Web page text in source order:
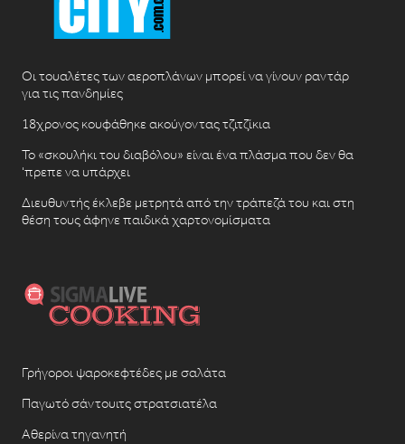
Οι τουαλέτες των αεροπλάνων μπορεί να γίνουν ραντάρ
για τις πανδημίες
18χρονος κουφάθηκε ακούγοντας τζιτζίκια
Το «σκουλήκι του διαβόλου» είναι ένα πλάσμα που δεν θα
‘πρεπε να υπάρχει
Διευθυντής έκλεβε μετρητά από την τράπεζά του και στη
θέση τους άφηνε παιδικά χαρτονομίσματα
Γρήγοροι ψαροκεφτέδες με σαλάτα
Παγωτό σάντουιτς στρατσιατέλα
Αθερίνα τηγανητή